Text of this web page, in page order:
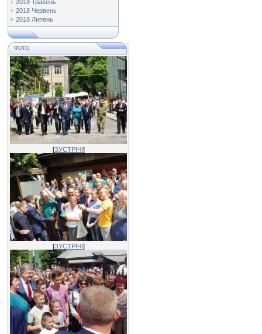
2018 Травень
2018 Червень
2018 Липень
ФОТО
[ЗУСТРІЧІ]
[ЗУСТРІЧІ]